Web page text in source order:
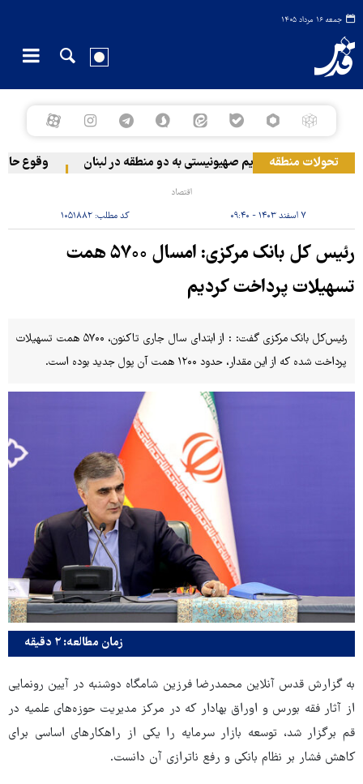
جمعه ۱۶ مرداد ۱۴۰۵
تحولات منطقهحمله رژیم صهیونیستی به دو منطقه در لبنان وقوع
اقتصاد
۷ اسفند ۱۴۰۳ - ۰۹:۴۰ کد مطلب:۱۰۵۱۸۸۲
رئیس کل بانک مرکزی: امسال ۵۷۰۰ همت
تسهیلات پرداخت کردیم
رئیس‌کل بانک مرکزی گفت: : از ابتدای سال جاری تاکنون، ۵۷۰۰ همت تسهیلات
پرداخت شده که از این مقدار، حدود ۱۲۰۰ همت آن پول جدید بوده است.
زمان مطالعه: ۲ دقیقه
به گزارش قدس آنلاین محمدرضا فرزین شامگاه دوشنبه در آیین رونمایی
از آثار فقه بورس و اوراق بهادار که در مرکز مدیریت حوزه‌های علمیه در
قم برگزار شد، توسعه بازار سرمایه را یکی از راهکارهای اساسی برای
کاهش فشار بر نظام بانکی و رفع ناترازی آن دانست.